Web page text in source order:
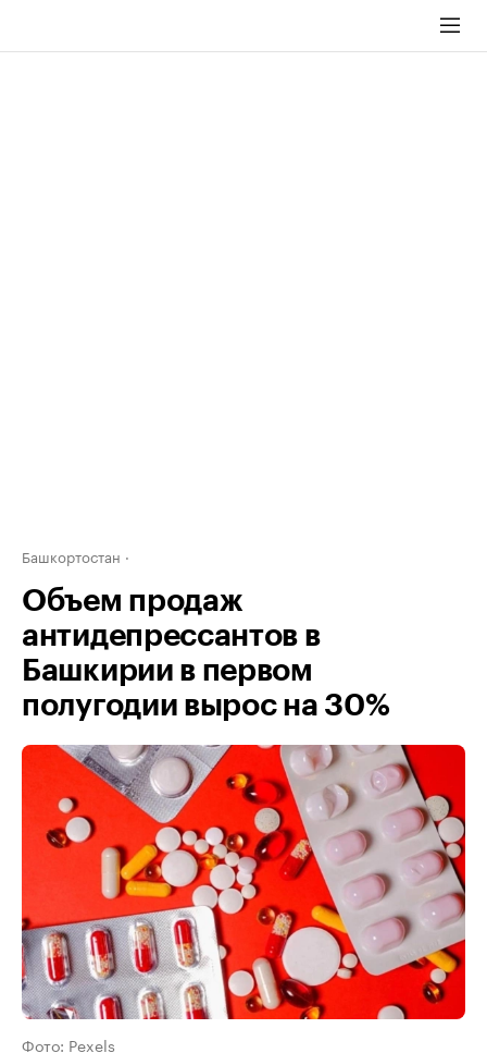
Башкортостан
Объем продаж
антидепрессантов в
Башкирии в первом
полугодии вырос на 30%
Фото: Pexels